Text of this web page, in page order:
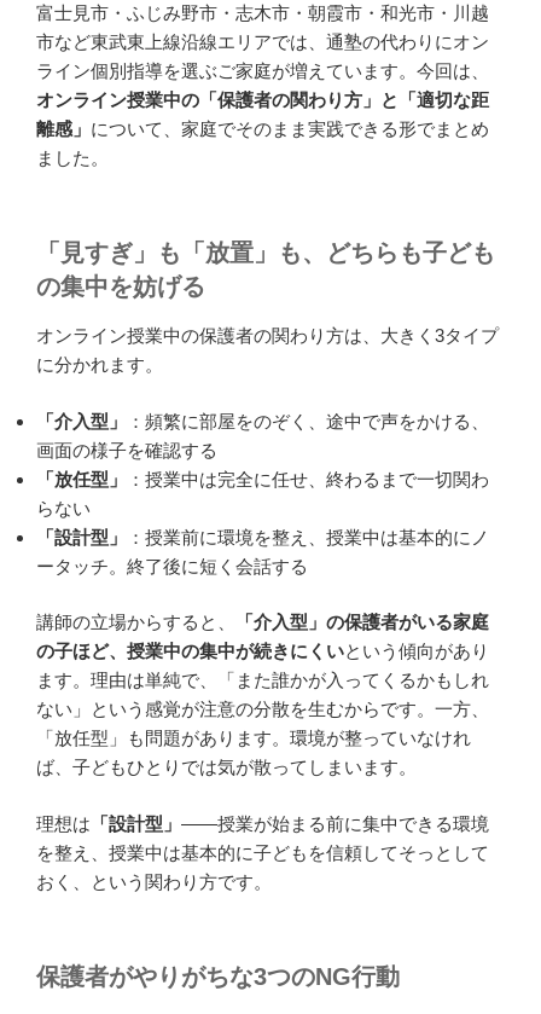
富士見市・ふじみ野市・志木市・朝霞市・和光市・川越
市など東武東上線沿線エリアでは、通塾の代わりにオン
ライン個別指導を選ぶご家庭が増えています。今回は、
オンライン授業中の「保護者の関わり方」と「適切な距
離感」 について、家庭でそのまま実践できる形でまとめ
ました。
「見すぎ」も「放置」も、どちらも子ども
の集中を妨げる
オンライン授業中の保護者の関わり方は、大きく3タイプ
に分かれます。
「介入型」
：頻繁に部屋をのぞく、途中で声をかける、
画面の様子を確認する
「放任型」
：授業中は完全に任せ、終わるまで一切関わ
らない
「設計型」
：授業前に環境を整え、授業中は基本的にノ
ータッチ。終了後に短く会話する
講師の立場からすると、
「介入型」の保護者がいる家庭
の子ほど、授業中の集中が続きにくいという傾向があり
ます。理由は単純で、「また誰かが入ってくるかもしれ
ない」という感覚が注意の分散を生むからです。一方、
「放任型」も問題があります。環境が整っていなけれ
ば、子どもひとりでは気が散ってしまいます。
理想は 「設計型」 ——授業が始まる前に集中できる環境
を整え、授業中は基本的に子どもを信頼してそっとして
おく、という関わり方です。
保護者がやりがちな3つのNG行動